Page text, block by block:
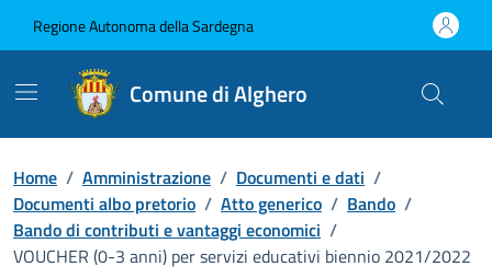
Regione Autonoma della Sardegna
Comune di Alghero
Home / Amministrazione / Documenti e dati /
Documenti albo pretorio / Atto generico / Bando /
Bando di contributi e vantaggi economici /
VOUCHER (0-3 anni) per servizi educativi biennio 2021/2022